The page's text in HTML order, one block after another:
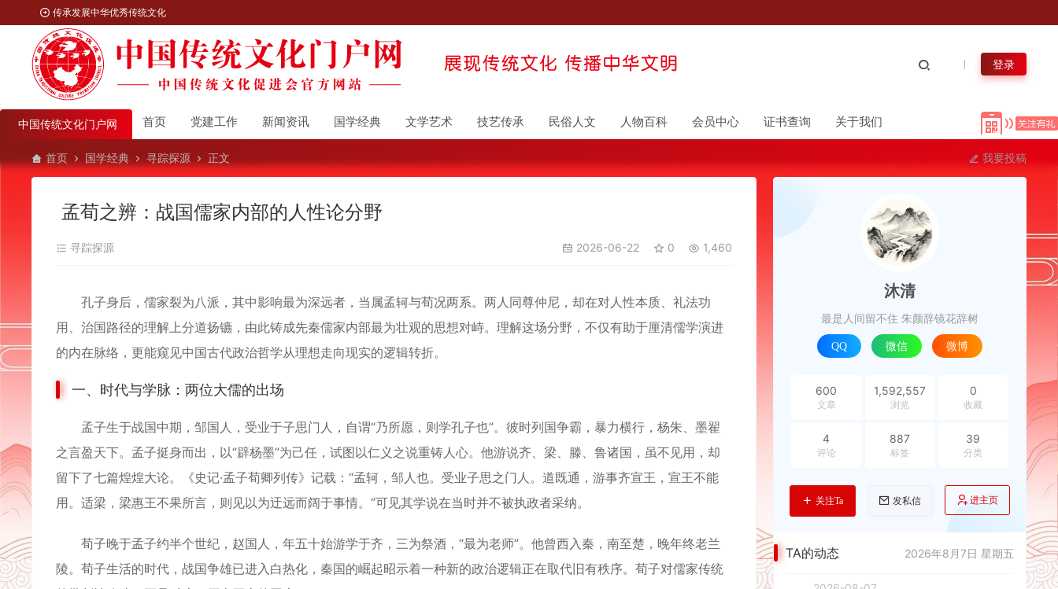
传承发展中华优秀传统文化
登录
中国传统文化门户网 首页 党建工作 新闻资讯 国学经典 文学艺术 技艺传承 民俗人文 人物百科 会员中心 证书查询 关于我们
首页 国学经典 寻踪探源 正文 我要投稿
孟荀之辨：战国儒家内部的人性论分野
寻踪探源 2026-06-22 0 1,460
孔子身后，儒家裂为八派，其中影响最为深远者，当属孟轲与荀况两系。两人同尊仲尼，却在对人性本质、礼法功
用、治国路径的理解上分道扬镳，由此铸成先秦儒家内部最为壮观的思想对峙。理解这场分野，不仅有助于厘清儒学演进
的内在脉络，更能窥见中国古代政治哲学从理想走向现实的逻辑转折。
一、时代与学脉：两位大儒的出场
孟子生于战国中期，邹国人，受业于子思门人，自谓“乃所愿，则学孔子也”。彼时列国争霸，暴力横行，杨朱、墨翟
之言盈天下。孟子挺身而出，以“辟杨墨”为己任，试图以仁义之说重铸人心。他游说齐、梁、滕、鲁诸国，虽不见用，却
留下了七篇煌煌大论。《史记·孟子荀卿列传》记载：“孟轲，邹人也。受业子思之门人。道既通，游事齐宣王，宣王不能
用。适梁，梁惠王不果所言，则见以为迂远而阔于事情。”可见其学说在当时并不被执政者采纳。
荀子晚于孟子约半个世纪，赵国人，年五十始游学于齐，三为祭酒，“最为老师”。他曾西入秦，南至楚，晚年终老兰
陵。荀子生活的时代，战国争雄已进入白热化，秦国的崛起昭示着一种新的政治逻辑正在取代旧有秩序。荀子对儒家传统
沐清
最是人间留不住 朱颜辞镜花辞树
QQ 微信 微博
600
文章
1,592,557
浏览
0
收藏
4
评论
887
标签
39
分类
关注Ta 发私信 进主页
TA的动态 2026年8月7日 星期五